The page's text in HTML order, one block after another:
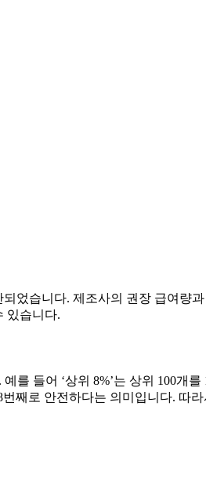
었습니다. 제조사의 권장 급여량
있습니다.
를 들어 ‘상위 8%’는 상위 100개
째로 안전하다는 의미입니다. 따